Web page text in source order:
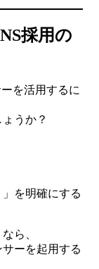
採用の
を活用するに
うか？
を明確にする
ら、
ーを起用する